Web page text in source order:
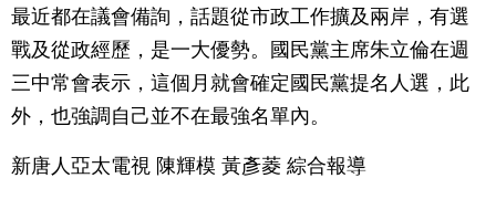
最近都在議會備詢，話題從市政工作擴及兩岸，有選
戰及從政經歷，是一大優勢。國民黨主席朱立倫在週
三中常會表示，這個月就會確定國民黨提名人選，此
外，也強調自己並不在最強名單內。
新唐人亞太電視 陳輝模 黃彥菱 綜合報導